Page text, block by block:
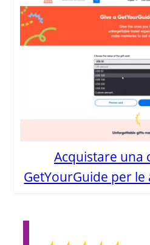
Acquistare una
GetYourGuide per